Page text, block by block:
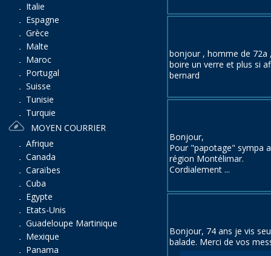
Italie
Espagne
Grèce
Malte
Maroc
Portugal
Suisse
Tunisie
Turquie
MOYEN COURRIER
Afrique
Canada
Caraïbes
Cuba
Egypte
Etats-Unis
Guadeloupe Martinique
Mexique
Panama
bonjour , homme de 72a
boire un verre et plus si
bernard
Bonjour,
Pour "papotage" sympa
région Montélimar.
Cordialement ...
Bonjour, 74 ans je vis
balade. Merci de vos